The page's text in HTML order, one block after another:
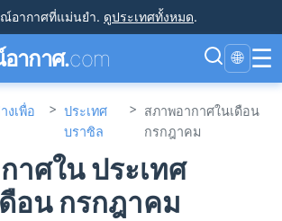
อากาศที่แม่นยำ. ดูประเทศทั้งหมด.
ากาศ.com 🌐 ☰
งเพื่อ
> ประเทศ
บราซิล
> สภาพอากาศในเดือน
กรกฎาคม
าศใน ประเทศ
อน กรกฎาคม